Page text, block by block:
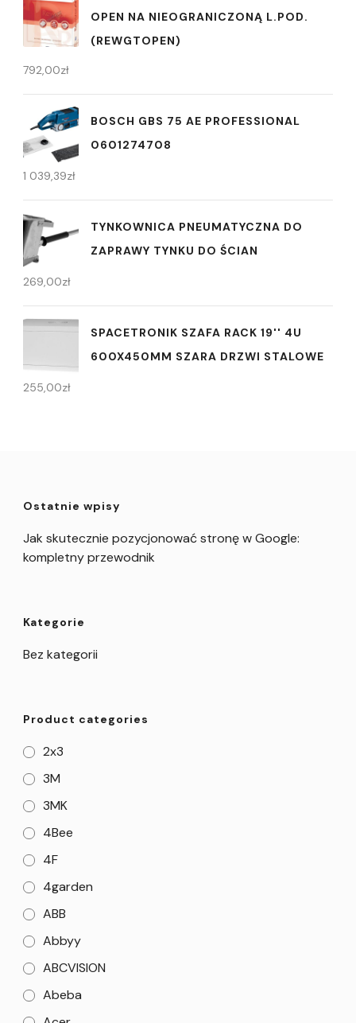
OPEN NA NIEOGRANICZONĄ L.POD.
(REWGTOPEN)
792,00zł
BOSCH GBS 75 AE PROFESSIONAL
0601274708
1 039,39zł
TYNKOWNICA PNEUMATYCZNA DO
ZAPRAWY TYNKU DO ŚCIAN
269,00zł
SPACETRONIK SZAFA RACK 19'' 4U
600X450MM SZARA DRZWI STALOWE
255,00zł
Ostatnie wpisy
Jak skutecznie pozycjonować stronę w Google:
kompletny przewodnik
Kategorie
Bez kategorii
Product categories
2x3
3M
3MK
4Bee
4F
4garden
ABB
Abbyy
ABCVISION
Abeba